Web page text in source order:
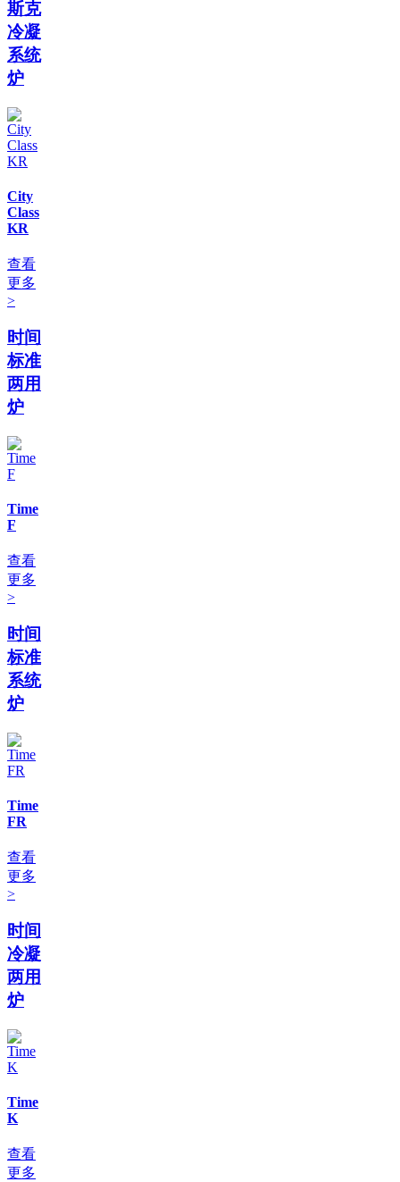
斯克
冷凝
系统
炉
City
Class
KR
查看
更多
>
时间
标准
两用
炉
Time
F
查看
更多
>
时间
标准
系统
炉
Time
FR
查看
更多
>
时间
冷凝
两用
炉
Time
K
查看
更多